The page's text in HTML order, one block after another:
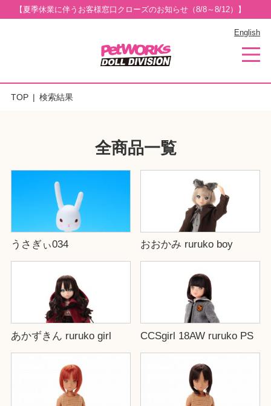
【夏季休業に伴うお客様窓口クローズのお知らせ（8/8～8/12）】
English
TOP 検索結果
全商品一覧
うさぎぃ034 おおかみ ruruko boy
あかずきん ruruko girl CCSgirl 18AW ruruko PS